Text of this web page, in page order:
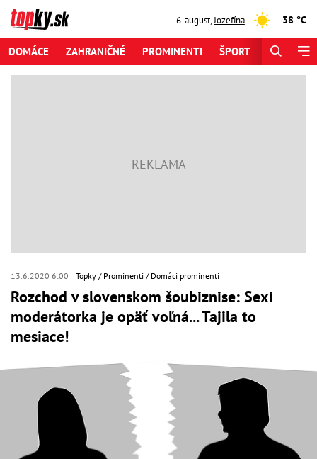
6. august,Jozefína 38 °C
DOMÁCE ZAHRANIČNÉ PROMINENTI ŠPORT
13.6.2020 6:00 Topky Prominenti Domáci prominenti
Rozchod v slovenskom šoubiznise: Sexi
moderátorka je opäť voľná... Tajila to
mesiace!